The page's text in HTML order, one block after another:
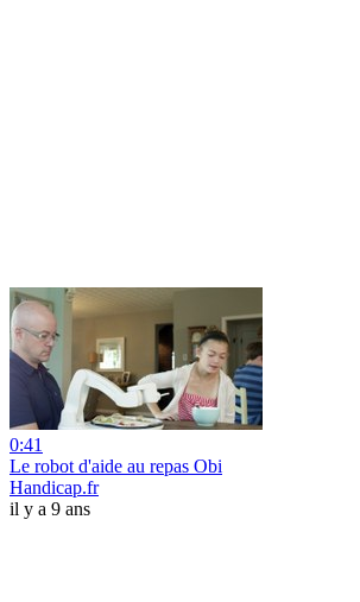
0:41
Le robot d'aide au repas Obi
Handicap.fr
il y a 9 ans